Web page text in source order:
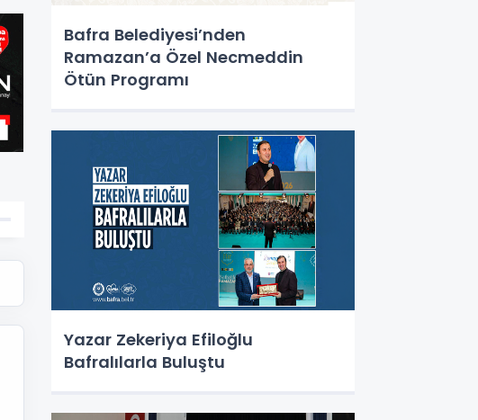
Bafra Belediyesi’nden
Ramazan’a Özel Necmeddin
Ötün Programı
Yazar Zekeriya Efiloğlu
Bafralılarla Buluştu